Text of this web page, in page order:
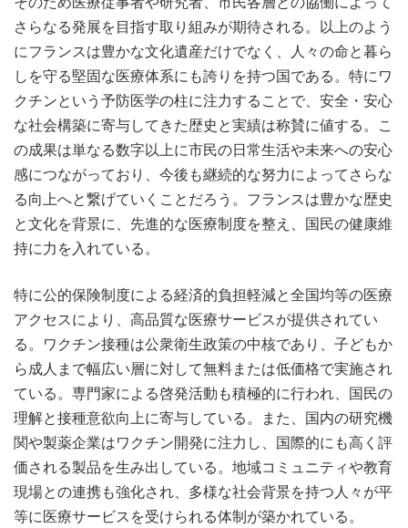
さらなる発展を目指す取り組みが期待される。以上のよう
にフランスは豊かな文化遺産だけでなく、人々の命と暮ら
しを守る堅固な医療体系にも誇りを持つ国である。特にワ
クチンという予防医学の柱に注力することで、安全・安心
な社会構築に寄与してきた歴史と実績は称賛に値する。こ
の成果は単なる数字以上に市民の日常生活や未来への安心
感につながっており、今後も継続的な努力によってさらな
る向上へと繋げていくことだろう。フランスは豊かな歴史
と文化を背景に、先進的な医療制度を整え、国民の健康維
持に力を入れている。
特に公的保険制度による経済的負担軽減と全国均等の医療
アクセスにより、高品質な医療サービスが提供されてい
る。ワクチン接種は公衆衛生政策の中核であり、子どもか
ら成人まで幅広い層に対して無料または低価格で実施され
ている。専門家による啓発活動も積極的に行われ、国民の
理解と接種意欲向上に寄与している。また、国内の研究機
関や製薬企業はワクチン開発に注力し、国際的にも高く評
価される製品を生み出している。地域コミュニティや教育
現場との連携も強化され、多様な社会背景を持つ人々が平
等に医療サービスを受けられる体制が築かれている。